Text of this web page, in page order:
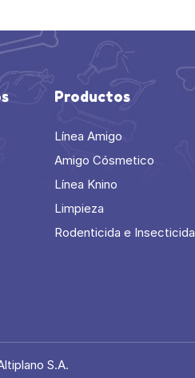
Productos
Línea Amigo
Amigo Cósmetico
Línea Knino
Limpieza
Rodenticida e Insecticida
S.A.